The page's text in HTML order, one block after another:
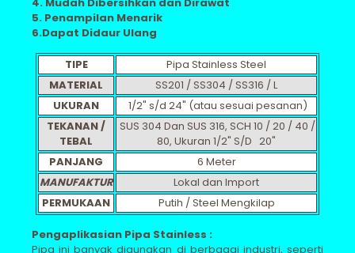
5. Penampilan Menarik
6.Dapat Didaur Ulang
TIPE
Pipa Stainless Steel
MATERIAL
SS201 / SS304 / SS316 / L
UKURAN
1/2" s/d 24" (atau sesuai pesanan)
TEKANAN /
TEBAL
SUS 304 Dan SUS 316, SCH 10 / 20 / 40 /
80, Ukuran 1/2" S/D 20"
PANJANG
6 Meter
MANUFAKTUR
Lokal dan Import
PERMUKAAN
Putih / Steel Mengkilap
Pengaplikasian Pipa Stainless :
Pipa ini banyak digunakan di berbagai industri, seperti